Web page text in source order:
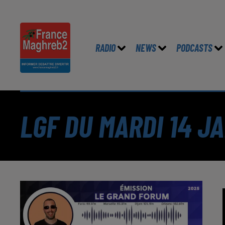
RADIO NEWS PODCASTS
LGF DU MARDI 14